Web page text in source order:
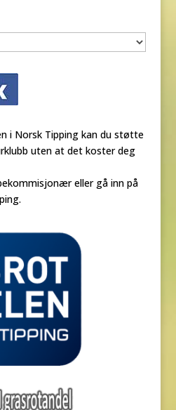
i Norsk Tipping kan du støtte
uten at det koster deg
eller gå inn på